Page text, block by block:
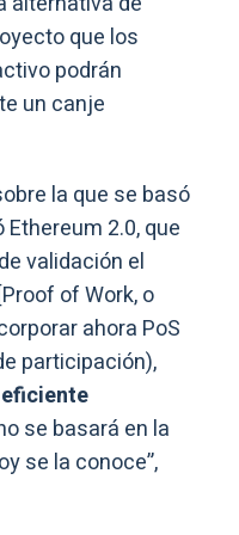
que los
podrán
un canje
la que se basó
Ethereum 2.0, que
validación el
of Work, o
ahora PoS
participación),
se basará en la
se la conoce”,